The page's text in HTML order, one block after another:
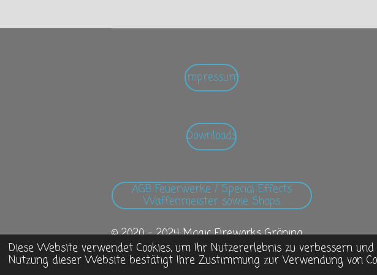
Diese Website verwendet Cookies, um Ihr Nutzererlebnis zu verbessern
Nutzung dieser Website bestätigt Ihre Zustimmung zur Verwendung von
Impressum
Downloads
AGB Feuerwerke / Special Effects
Waffenmeister sowie Shops
© 2020 - 2024 Magic Fireworks Gräning